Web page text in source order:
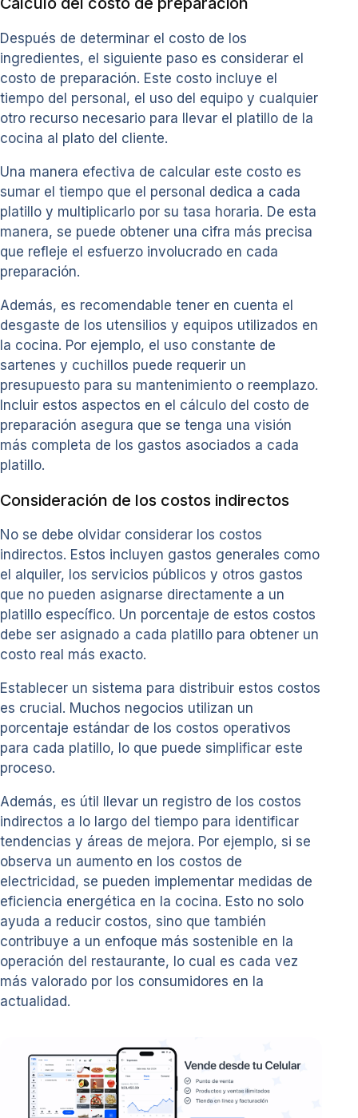
Después de determinar el costo de los
ingredientes, el siguiente paso es considerar el
costo de preparación. Este costo incluye el
tiempo del personal, el uso del equipo y cualquier
otro recurso necesario para llevar el platillo de la
cocina al plato del cliente.
Una manera efectiva de calcular este costo es
sumar el tiempo que el personal dedica a cada
platillo y multiplicarlo por su tasa horaria. De esta
manera, se puede obtener una cifra más precisa
que refleje el esfuerzo involucrado en cada
preparación.
Además, es recomendable tener en cuenta el
desgaste de los utensilios y equipos utilizados en
la cocina. Por ejemplo, el uso constante de
sartenes y cuchillos puede requerir un
presupuesto para su mantenimiento o reemplazo.
Incluir estos aspectos en el cálculo del costo de
preparación asegura que se tenga una visión
más completa de los gastos asociados a cada
platillo.
Consideración de los costos indirectos
No se debe olvidar considerar los costos
indirectos. Estos incluyen gastos generales como
el alquiler, los servicios públicos y otros gastos
que no pueden asignarse directamente a un
platillo específico. Un porcentaje de estos costos
debe ser asignado a cada platillo para obtener un
costo real más exacto.
Establecer un sistema para distribuir estos costos
es crucial. Muchos negocios utilizan un
porcentaje estándar de los costos operativos
para cada platillo, lo que puede simplificar este
proceso.
Además, es útil llevar un registro de los costos
indirectos a lo largo del tiempo para identificar
tendencias y áreas de mejora. Por ejemplo, si se
observa un aumento en los costos de
electricidad, se pueden implementar medidas de
eficiencia energética en la cocina. Esto no solo
ayuda a reducir costos, sino que también
contribuye a un enfoque más sostenible en la
operación del restaurante, lo cual es cada vez
más valorado por los consumidores en la
actualidad.